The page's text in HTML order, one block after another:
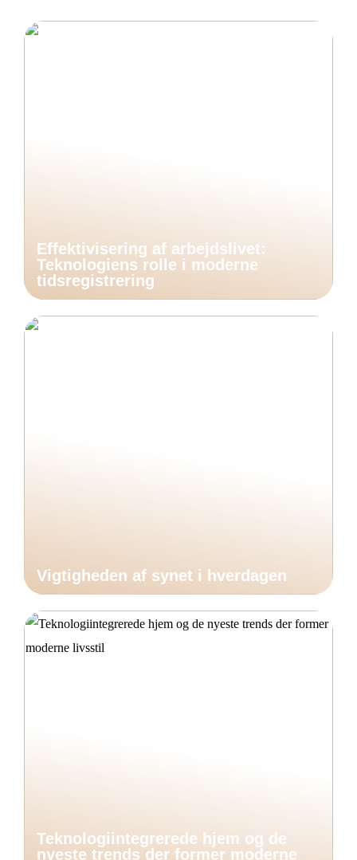
Effektivisering af arbejdslivet:
Teknologiens rolle i moderne
tidsregistrering
Vigtigheden af synet i hverdagen
Teknologiintegrerede hjem og de
nyeste trends der former moderne